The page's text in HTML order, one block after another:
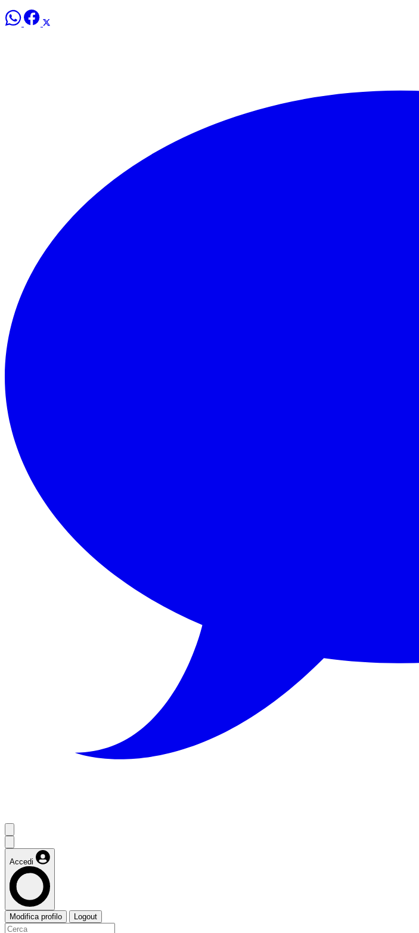
Accedi
Modifica profilo Logout